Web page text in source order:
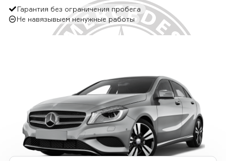
Гарантия без ограничения пробега
Не навязывыем ненужные работы